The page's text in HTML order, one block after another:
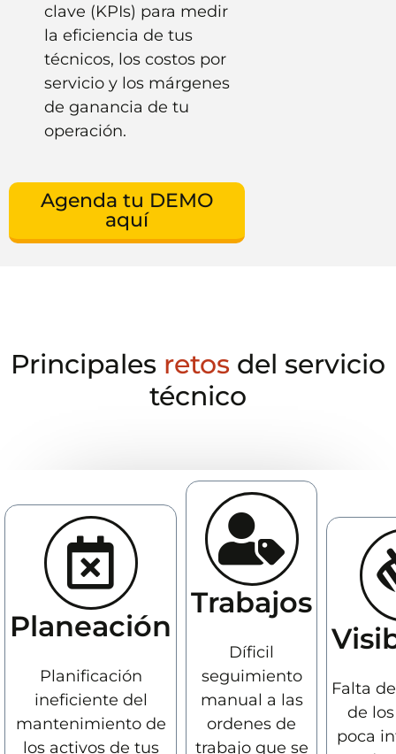
clave (KPIs) para medir
la eficiencia de tus
técnicos, los costos por
servicio y los márgenes
de ganancia de tu
operación.
Agenda tu DEMO
aquí
Principales retos del servicio
técnico
Planeación
Planificación
ineficiente del
mantenimiento de
los activos de tus
Trabajos
Díficil
seguimiento
manual a las
ordenes de
trabajo que se
Falta
de
poca